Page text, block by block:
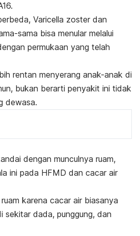
Varicella zoster dan
sama bisa menular melalui
permukaan yang telah
rentan menyerang anak-anak di
bukan berarti penyakit ini tidak
dewasa.
dengan munculnya ruam,
ini pada HFMD dan cacar air
ruam karena cacar air biasanya
sekitar dada, punggung, dan